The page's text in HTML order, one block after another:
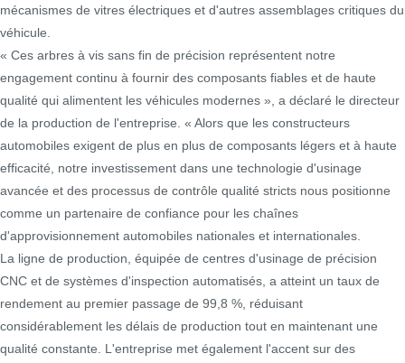
mécanismes de vitres électriques et d'autres assemblages critiques du
véhicule.
« Ces arbres à vis sans fin de précision représentent notre
engagement continu à fournir des composants fiables et de haute
qualité qui alimentent les véhicules modernes », a déclaré le directeur
de la production de l'entreprise. « Alors que les constructeurs
automobiles exigent de plus en plus de composants légers et à haute
efficacité, notre investissement dans une technologie d'usinage
avancée et des processus de contrôle qualité stricts nous positionne
comme un partenaire de confiance pour les chaînes
d'approvisionnement automobiles nationales et internationales.
La ligne de production, équipée de centres d'usinage de précision
CNC et de systèmes d'inspection automatisés, a atteint un taux de
rendement au premier passage de 99,8 %, réduisant
considérablement les délais de production tout en maintenant une
qualité constante. L'entreprise met également l'accent sur des